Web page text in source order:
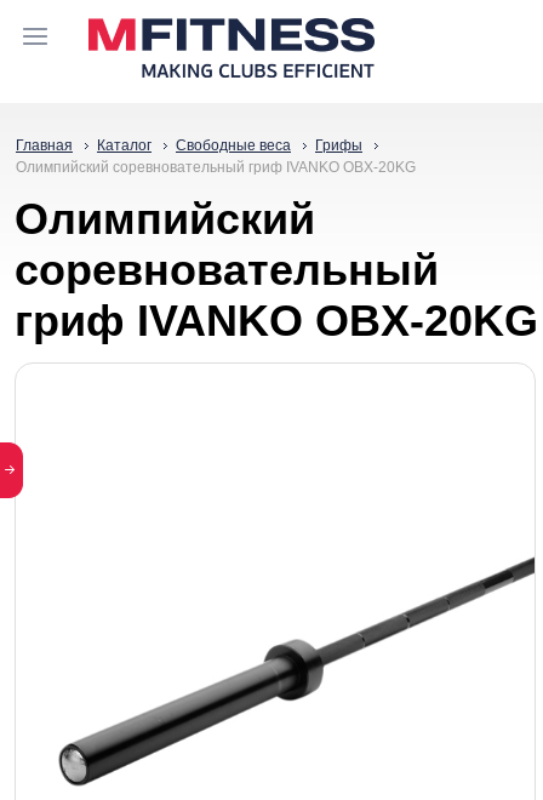
Главная Каталог Свободные веса
Грифы
Олимпийский соревновательный гриф IVANKO OBX-20KG
Олимпийский
соревновательный
гриф IVANKO OBX-20KG